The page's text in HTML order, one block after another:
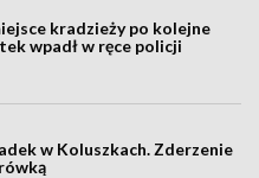
kradzieży po kolejne
wpadł w ręce policji
w Koluszkach. Zderzenie